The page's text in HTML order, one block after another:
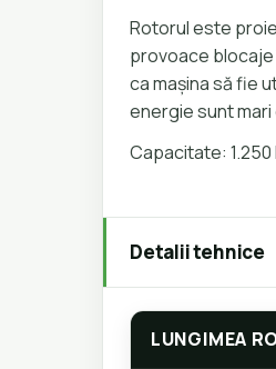
Rotorul este
provoace
ca mașina să fie
energie sunt
Capacitate:
Detalii tehnice
LUNGIMEA